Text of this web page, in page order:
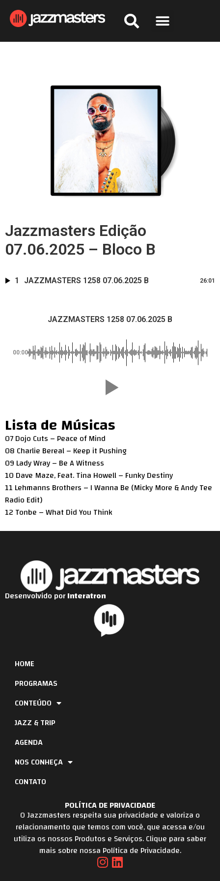
Jazzmasters Edição
07.06.2025 – Bloco B
1 JAZZMASTERS 1258 07.06.2025 B 26:01
JAZZMASTERS 1258 07.06.2025 B
00:00
Lista de Músicas
07 Dojo Cuts – Peace of Mind
08 Charlie Bereal – Keep it Pushing
09 Lady Wray – Be A Witness
10 Dave Maze, Feat. Tina Howell – Funky Destiny
11 Lehmanns Brothers – I Wanna Be (Micky More & Andy Tee
Radio Edit)
12 Tonbe – What Did You Think
POLÍTICA DE PRIVACIDADE
O Jazzmasters respeita sua privacidade e valoriza o
relacionamento que temos com você, que acessa e/ou
utiliza os nossos Produtos e Serviços. Clique para saber
mais sobre nossa Política de Privacidade.
HOME
PROGRAMAS
CONTEÚDO
JAZZ & TRIP
AGENDA
NOS CONHEÇA
CONTATO
Desenvolvido porInteratron